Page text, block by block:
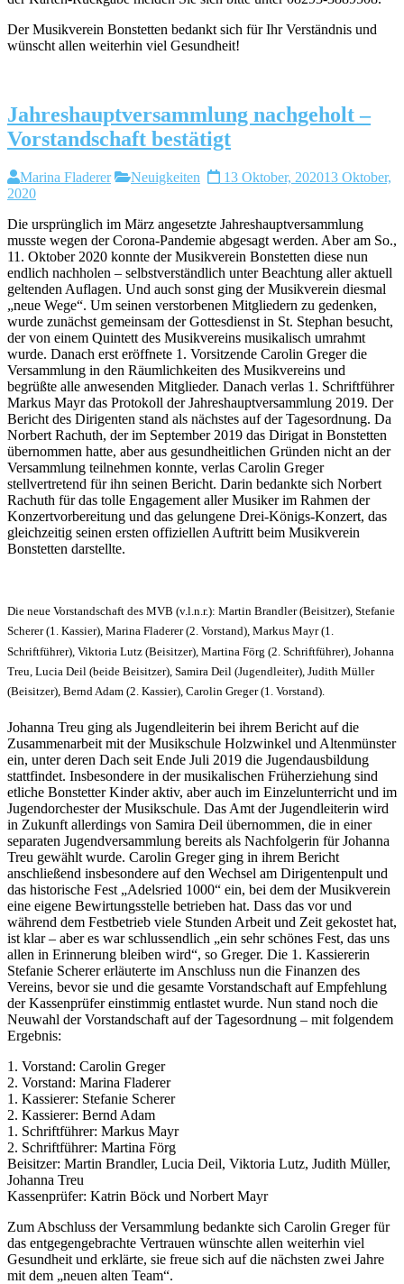
Der Musikverein Bonstetten bedankt sich für Ihr Verständnis und
wünscht allen weiterhin viel Gesundheit!
Jahreshauptversammlung nachgeholt –
Vorstandschaft bestätigt
Marina Fladerer Neuigkeiten 13 Oktober, 202013 Oktober,
2020
Die ursprünglich im März angesetzte Jahreshauptversammlung
musste wegen der Corona-Pandemie abgesagt werden. Aber am So.,
11. Oktober 2020 konnte der Musikverein Bonstetten diese nun
endlich nachholen – selbstverständlich unter Beachtung aller aktuell
geltenden Auflagen. Und auch sonst ging der Musikverein diesmal
„neue Wege“. Um seinen verstorbenen Mitgliedern zu gedenken,
wurde zunächst gemeinsam der Gottesdienst in St. Stephan besucht,
der von einem Quintett des Musikvereins musikalisch umrahmt
wurde. Danach erst eröffnete 1. Vorsitzende Carolin Greger die
Versammlung in den Räumlichkeiten des Musikvereins und
begrüßte alle anwesenden Mitglieder. Danach verlas 1. Schriftführer
Markus Mayr das Protokoll der Jahreshauptversammlung 2019. Der
Bericht des Dirigenten stand als nächstes auf der Tagesordnung. Da
Norbert Rachuth, der im September 2019 das Dirigat in Bonstetten
übernommen hatte, aber aus gesundheitlichen Gründen nicht an der
Versammlung teilnehmen konnte, verlas Carolin Greger
stellvertretend für ihn seinen Bericht. Darin bedankte sich Norbert
Rachuth für das tolle Engagement aller Musiker im Rahmen der
Konzertvorbereitung und das gelungene Drei-Königs-Konzert, das
gleichzeitig seinen ersten offiziellen Auftritt beim Musikverein
Bonstetten darstellte.
Die neue Vorstandschaft des MVB (v.l.n.r.): Martin Brandler (Beisitzer), Stefanie
Scherer (1. Kassier), Marina Fladerer (2. Vorstand), Markus Mayr (1.
Schriftführer), Viktoria Lutz (Beisitzer), Martina Förg (2. Schriftführer), Johanna
Treu, Lucia Deil (beide Beisitzer), Samira Deil (Jugendleiter), Judith Müller
(Beisitzer), Bernd Adam (2. Kassier), Carolin Greger (1. Vorstand).
Johanna Treu ging als Jugendleiterin bei ihrem Bericht auf die
Zusammenarbeit mit der Musikschule Holzwinkel und Altenmünster
ein, unter deren Dach seit Ende Juli 2019 die Jugendausbildung
stattfindet. Insbesondere in der musikalischen Früherziehung sind
etliche Bonstetter Kinder aktiv, aber auch im Einzelunterricht und im
Jugendorchester der Musikschule. Das Amt der Jugendleiterin wird
in Zukunft allerdings von Samira Deil übernommen, die in einer
separaten Jugendversammlung bereits als Nachfolgerin für Johanna
Treu gewählt wurde. Carolin Greger ging in ihrem Bericht
anschließend insbesondere auf den Wechsel am Dirigentenpult und
das historische Fest „Adelsried 1000“ ein, bei dem der Musikverein
eine eigene Bewirtungsstelle betrieben hat. Dass das vor und
während dem Festbetrieb viele Stunden Arbeit und Zeit gekostet hat,
ist klar – aber es war schlussendlich „ein sehr schönes Fest, das uns
allen in Erinnerung bleiben wird“, so Greger. Die 1. Kassiererin
Stefanie Scherer erläuterte im Anschluss nun die Finanzen des
Vereins, bevor sie und die gesamte Vorstandschaft auf Empfehlung
der Kassenprüfer einstimmig entlastet wurde. Nun stand noch die
Neuwahl der Vorstandschaft auf der Tagesordnung – mit folgendem
Ergebnis:
1. Vorstand: Carolin Greger
2. Vorstand: Marina Fladerer
1. Kassierer: Stefanie Scherer
2. Kassierer: Bernd Adam
1. Schriftführer: Markus Mayr
2. Schriftführer: Martina Förg
Beisitzer: Martin Brandler, Lucia Deil, Viktoria Lutz, Judith Müller,
Johanna Treu
Kassenprüfer: Katrin Böck und Norbert Mayr
Zum Abschluss der Versammlung bedankte sich Carolin Greger für
das entgegengebrachte Vertrauen wünschte allen weiterhin viel
Gesundheit und erklärte, sie freue sich auf die nächsten zwei Jahre
mit dem „neuen alten Team“.